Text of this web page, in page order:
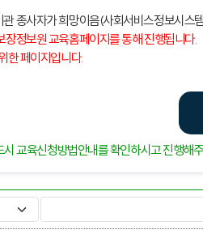
종사자가 희망이음(사회서비스정보시스
장정보원 교육홈페이지를 통해 진행됩니다.
한 페이지입니다.
교육신청방법안내를 확인하시고 진행해